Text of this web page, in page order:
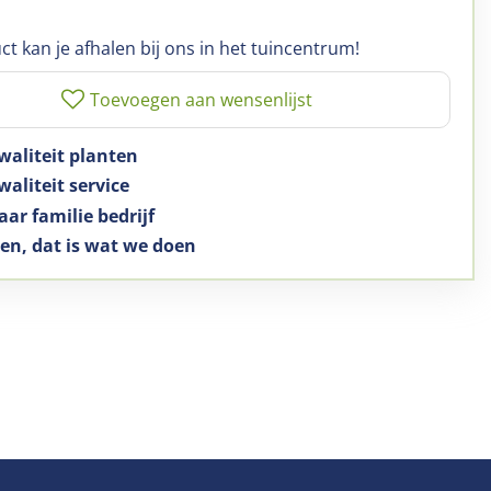
kan je afhalen bij ons in het tuincentrum!
planten
service
familie bedrijf
dat is wat we doen